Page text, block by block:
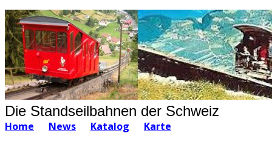
Die Standseilbahnen der Schweiz
Home News Katalog
Karte